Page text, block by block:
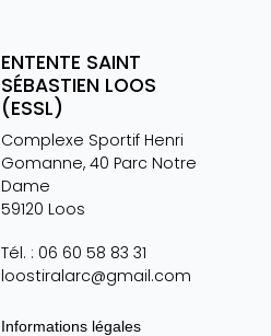
ENTENTE SAINT
SÉBASTIEN LOOS
(ESSL)
Complexe Sportif Henri
Gomanne, 40 Parc Notre
Dame
59120 Loos
Tél. : 06 60 58 83 31
loostiralarc@gmail.com
Informations légales